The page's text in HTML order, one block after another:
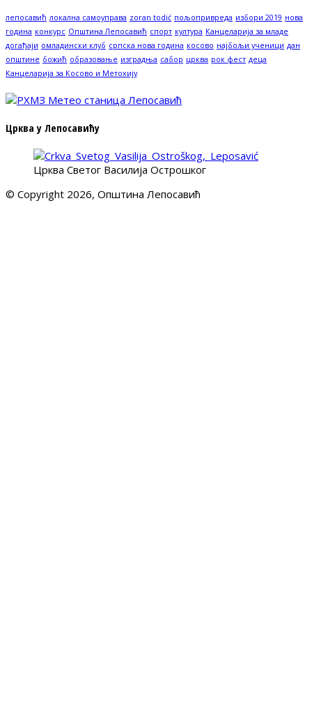
лепосавић локална самоуправа zoran todić пољопривреда избори 2019 нова
година конкурс Општина Лепосавић спорт култура Канцеларија за младе
догађаји омладински клуб српска нова година косово најбољи ученици дан
општине божић образовање изградња сабор црква рок фест деца
Канцеларија за Косово и Метохију
Црква у Лепосавићу
Црква Светог Василија Острошког
© Copyright 2026, Општина Лепосавић